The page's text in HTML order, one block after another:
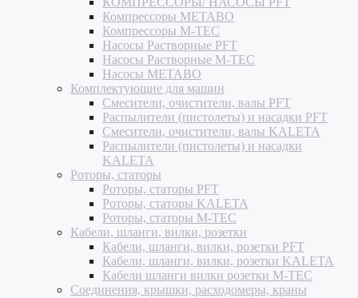
Компрессоры METABO
Компрессоры M-TEC
Насосы Растворные PFT
Насосы Растворные M-TEC
Насосы METABO
Комплектующие для машин
Смесители, очистители, валы PFT
Распылители (пистолеты) и насадки PFT
Смесители, очистители, валы KALETA
Распылители (пистолеты) и насадки
KALETA
Роторы, статоры
Роторы, статоры PFT
Роторы, статоры KALETA
Роторы, статоры M-TEC
Кабели, шланги, вилки, розетки
Кабели, шланги, вилки, розетки PFT
Кабели, шланги, вилки, розетки KALETA
Кабели шланги вилки розетки M-TEC
Соединения, крышки, расходомеры, краны